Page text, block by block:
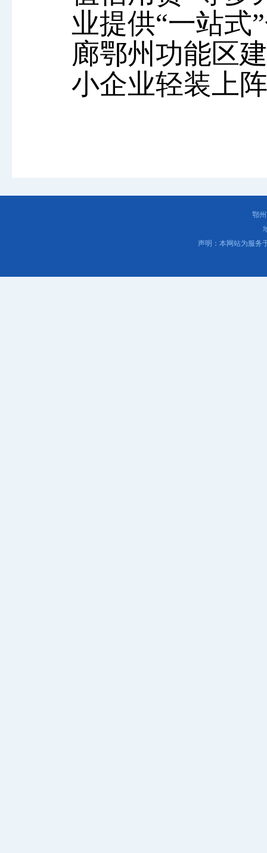
业提供“一站式
廊鄂州功能区
小企业轻装上
鄂
声明：本网站为服务